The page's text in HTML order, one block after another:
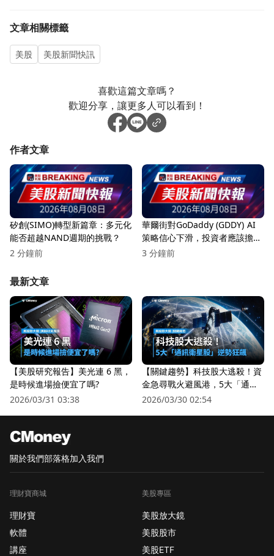
文章相關標籤
美股 美股新聞快訊
喜歡這篇文章嗎？
歡迎分享，讓更多人可以看到！
作者文章
矽創(SIMO)轉型新篇章：多元化
能否超越NAND週期的挑戰？
2 分鐘前
華爾街對GoDaddy (GDDY) AI
策略信心下滑，投資者應該擔憂
嗎？
3 分鐘前
最新文章
【美股研究報告】美光連 6 黑，
是時候進場撿便宜了嗎?
2026/03/31 03:38
【關鍵趨勢】科技股大逃殺！資
金急尋戰火避風港，5大「通訊
衛星股」逆勢狂飆
2026/03/30 02:54
關於我們部落格加入我們
理財寶商城
理財寶
軟體
講座
美股專區
美股放大鏡
美股股市
美股ETF